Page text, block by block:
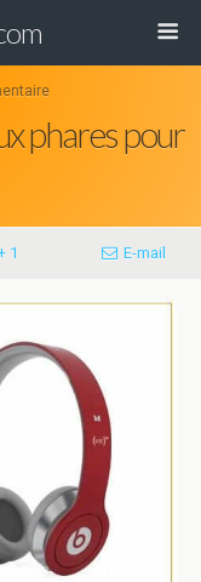
phares pour
1 E-mail